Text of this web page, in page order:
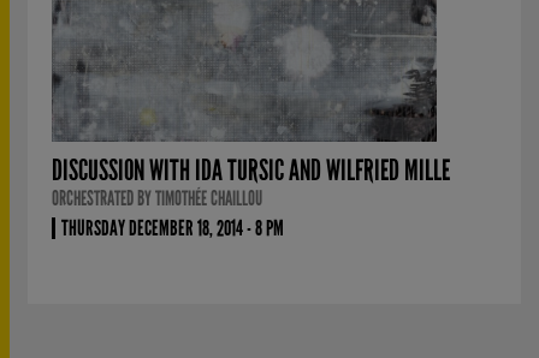
DISCUSSION WITH IDA TURSIC AND WILFRIED MILLE
ORCHESTRATED BY TIMOTHÉE CHAILLOU
THURSDAY DECEMBER 18, 2014 - 8 PM